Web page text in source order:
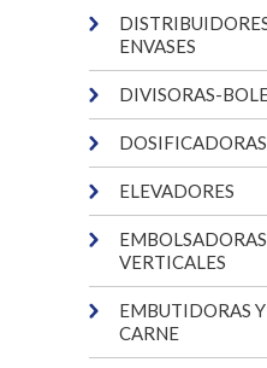
ENVASES
DIVISORAS-
DOSIFICADORAS
ELEVADORES
VERTICALES
EMBUTIDORAS
CARNE